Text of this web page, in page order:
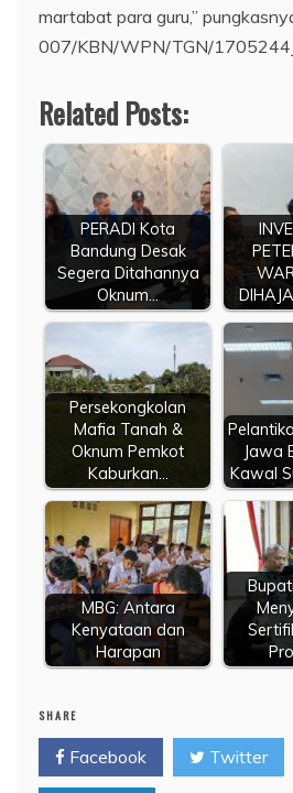
martabat para guru,”
007/KBN/WPN/TGN/
Related Posts:
PERADI Kota
Bandung Desak
Segera Ditahannya
Oknum…
Persekongkolan
Mafia Tanah &
Oknum Pemkot
Kaburkan…
Jawa
Kawal
MBG: Antara
Kenyataan dan
Harapan
SHARE
Facebook Twitter